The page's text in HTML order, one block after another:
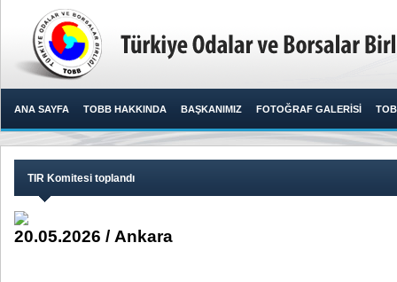
ANA SAYFA TOBB HAKKINDA BAŞKANIMIZ FOTOĞRAF GALERİSİ
TIR Komitesi toplandı
20.05.2026 / Ankara